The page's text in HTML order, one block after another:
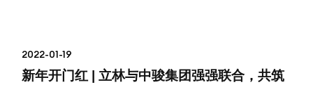
2022-01-19
新年开门红 | 立林与中骏集团强强联合，共筑